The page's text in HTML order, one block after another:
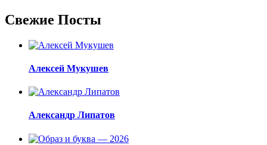
Свежие Посты
Алексей Мукушев
Александр Липатов